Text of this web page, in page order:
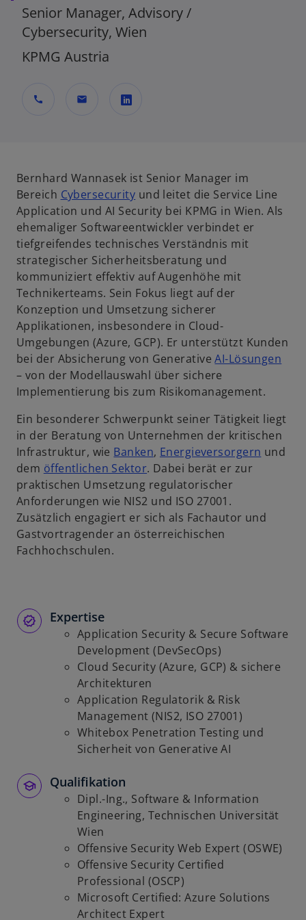
Senior Manager, Advisory /
Cybersecurity, Wien
KPMG Austria
call mail
d
i
n
e
i
n
e
r
n
e
u
e
n
R
g
i
s
t
e
r
k
a
r
ö
f
f
n
e
t
Bernhard Wannasek ist Senior Manager im
Bereich Cybersecurity und leitet die Service Line
Application und AI Security bei KPMG in Wien. Als
ehemaliger Softwareentwickler verbindet er
tiefgreifendes technisches Verständnis mit
strategischer Sicherheitsberatung und
kommuniziert effektiv auf Augenhöhe mit
Technikerteams. Sein Fokus liegt auf der
Konzeption und Umsetzung sicherer
Applikationen, insbesondere in Cloud-
Umgebungen (Azure, GCP). Er unterstützt Kunden
bei der Absicherung von GenerativeAI-Lösungen
– von der Modellauswahl über sichere
Implementierung bis zum Risikomanagement.
Ein besonderer Schwerpunkt seiner Tätigkeit liegt
in der Beratung von Unternehmen der kritischen
Infrastruktur, wie Banken, Energieversorgern und
dem öffentlichen Sektor. Dabei berät er zur
praktischen Umsetzung regulatorischer
Anforderungen wie NIS2 und ISO 27001.
Zusätzlich engagiert er sich als Fachautor und
Gastvortragender an österreichischen
Fachhochschulen.
Expertise
Application Security & Secure Software
Development (DevSecOps)
Cloud Security (Azure, GCP) & sichere
Architekturen
Application Regulatorik & Risk
Management (NIS2, ISO 27001)
Whitebox Penetration Testing und
Sicherheit von Generative AI
Qualifikation
Dipl.-Ing., Software & Information
Engineering, Technischen Universität
Wien
Offensive Security Web Expert (OSWE)
Offensive Security Certified
Professional (OSCP)
Microsoft Certified: Azure Solutions
Architect Expert